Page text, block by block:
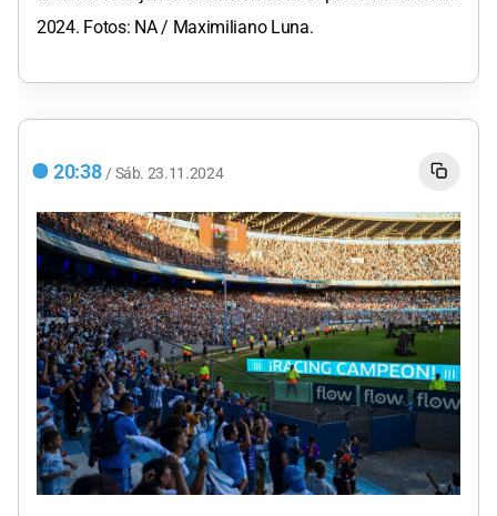
2024. Fotos: NA / Maximiliano Luna.
20:38 / Sáb. 23.11.2024